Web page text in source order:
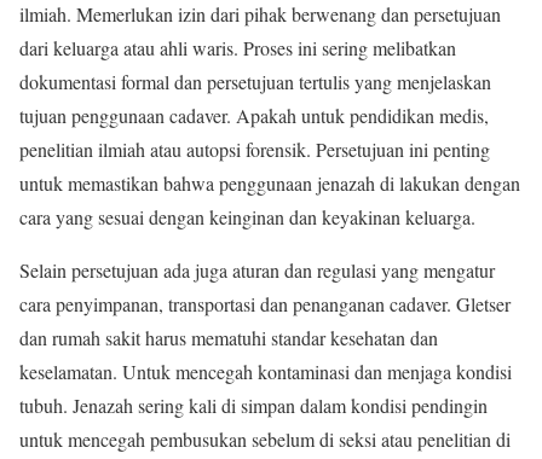
ilmiah. Memerlukan izin dari pihak berwenang dan persetujuan
dari keluarga atau ahli waris. Proses ini sering melibatkan
dokumentasi formal dan persetujuan tertulis yang menjelaskan
tujuan penggunaan cadaver. Apakah untuk pendidikan medis,
penelitian ilmiah atau autopsi forensik. Persetujuan ini penting
untuk memastikan bahwa penggunaan jenazah di lakukan dengan
cara yang sesuai dengan keinginan dan keyakinan keluarga.
Selain persetujuan ada juga aturan dan regulasi yang mengatur
cara penyimpanan, transportasi dan penanganan cadaver. Gletser
dan rumah sakit harus mematuhi standar kesehatan dan
keselamatan. Untuk mencegah kontaminasi dan menjaga kondisi
tubuh. Jenazah sering kali di simpan dalam kondisi pendingin
untuk mencegah pembusukan sebelum di seksi atau penelitian di